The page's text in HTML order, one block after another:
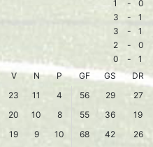
1 -
0
3 -
1
3 -
1
2 -
0
0 -
1
V N P GF GS
DR
23 11 4 56 29
27
20 10 8 55 36
19
19 9 10 68 42
26